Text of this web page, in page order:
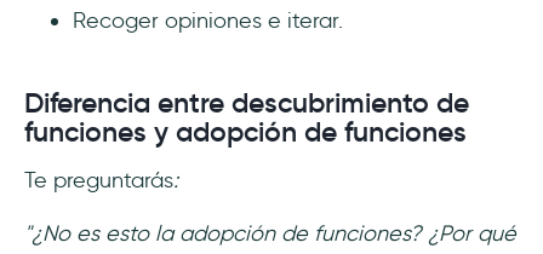
Recoger opiniones e iterar.
Diferencia entre descubrimiento de
funciones y adopción de funciones
Te preguntarás:
"¿No es esto la adopción de funciones? ¿Por qué